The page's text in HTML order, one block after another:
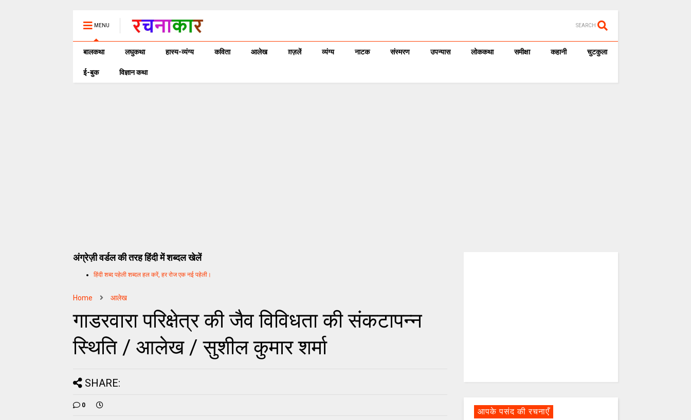
MENU SEARCH
बालकथा लघुकथा हास्य-व्यंग्य कविता आलेख ग़ज़लें व्यंग्य नाटक संस्मरण उपन्यास लोककथा समीक्षा कहानी चुटकुला
ई-बुक विज्ञान कथा
अंग्रेज़ी वर्डल की तरह हिंदी में शब्दल खेलें
हिंदी शब्द पहेली शब्दल हल करें, हर रोज एक नई पहेली।
Home आलेख
गाडरवारा परिक्षेत्र की जैव विविधता की संकटापन्न
स्थिति / आलेख / सुशील कुमार शर्मा
SHARE:
0
आपके पसंद की रचनाएँ